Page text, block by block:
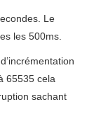
Le
les 500ms.
65535 cela
sachant